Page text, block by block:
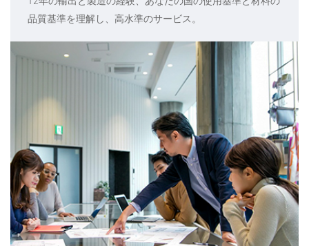
品質基準を理解し、高水準のサービス。